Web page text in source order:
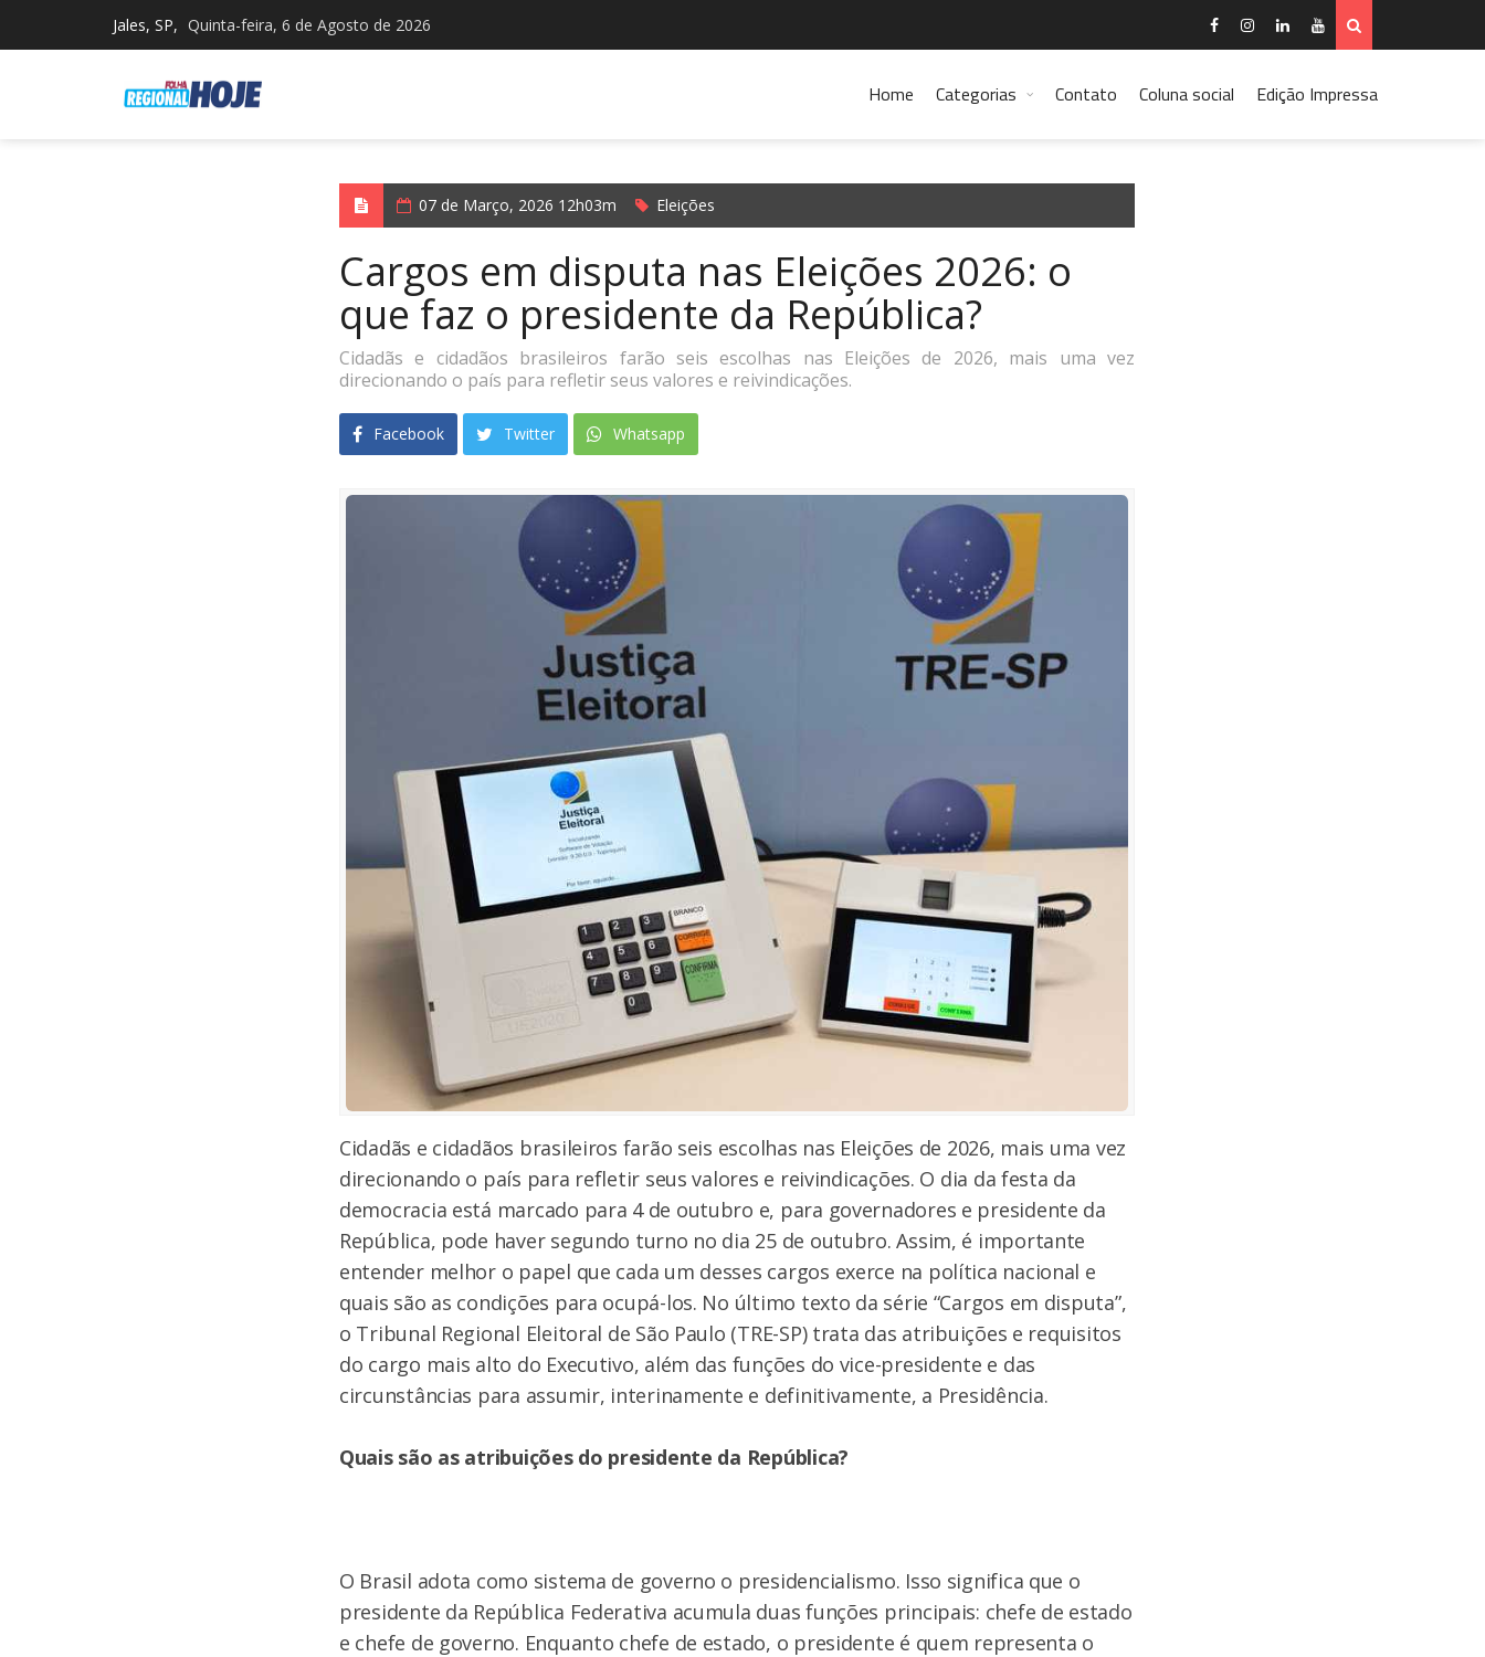
Jales, SP, Quinta-feira, 6 de Agosto de 2026
Home Categorias Contato Coluna social Edição Impressa
07 de Março, 2026 12h03m Eleições
Cargos em disputa nas Eleições 2026: o
que faz o presidente da República?
Cidadãs e cidadãos brasileiros farão seis escolhas nas Eleições de 2026, mais uma vez
direcionando o país para refletir seus valores e reivindicações.
Facebook Twitter Whatsapp
Cidadãs e cidadãos brasileiros farão seis escolhas nas Eleições de 2026, mais uma vez
direcionando o país para refletir seus valores e reivindicações. O dia da festa da
democracia está marcado para 4 de outubro e, para governadores e presidente da
República, pode haver segundo turno no dia 25 de outubro. Assim, é importante
entender melhor o papel que cada um desses cargos exerce na política nacional e
quais são as condições para ocupá-los. No último texto da série “Cargos em disputa”,
o Tribunal Regional Eleitoral de São Paulo (TRE-SP) trata das atribuições e requisitos
do cargo mais alto do Executivo, além das funções do vice-presidente e das
circunstâncias para assumir, interinamente e definitivamente, a Presidência.
Quais são as atribuições do presidente da República?
O Brasil adota como sistema de governo o presidencialismo. Isso significa que o
presidente da República Federativa acumula duas funções principais: chefe de estado
e chefe de governo. Enquanto chefe de estado, o presidente é quem representa o